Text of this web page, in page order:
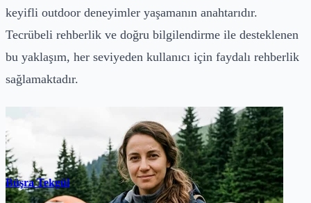
keyifli outdoor deneyimler yaşamanın anahtarıdır.
Tecrübeli rehberlik ve doğru bilgilendirme ile desteklenen
bu yaklaşım, her seviyeden kullanıcı için faydalı rehberlik
sağlamaktadır.
Büşra Tekgül